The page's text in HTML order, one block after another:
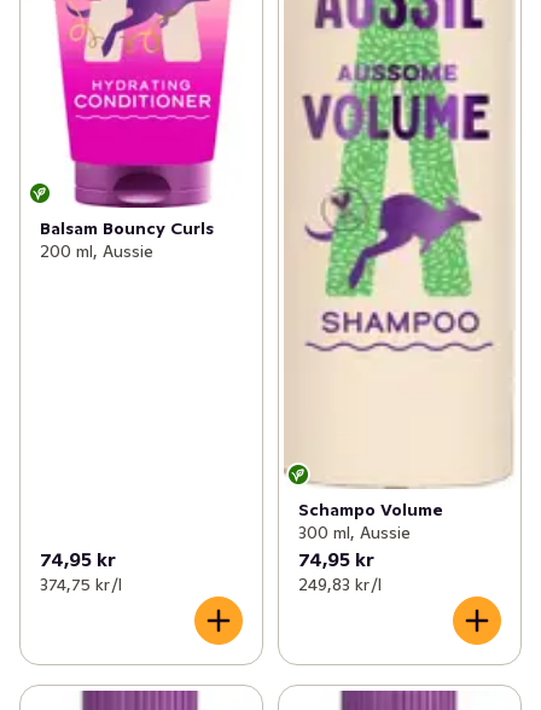
Balsam Bouncy Curls
200 ml, Aussie
74,95 kr
374,75 kr /l
Schampo Volume
300 ml, Aussie
74,95 kr
249,83 kr /l